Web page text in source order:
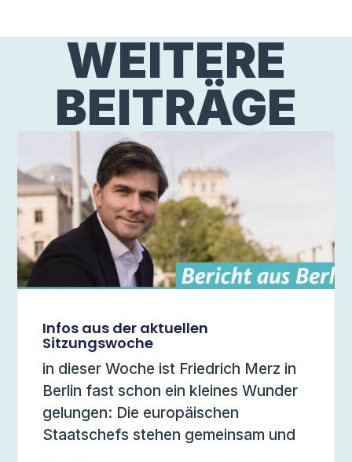
WEITERE
BEITRÄGE
Infos aus der aktuellen
Sitzungswoche
in dieser Woche ist Friedrich Merz in
Berlin fast schon ein kleines Wunder
gelungen: Die europäischen
Staatschefs stehen gemeinsam und